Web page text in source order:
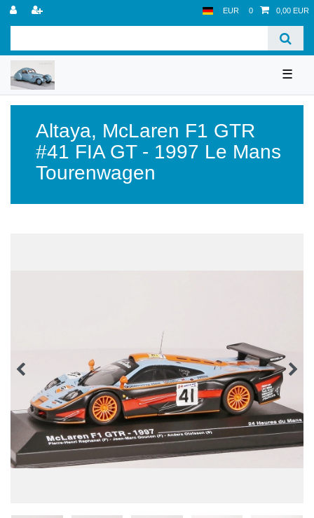
EUR 0 0,00 EUR
☰
Altaya, McLaren F1 GTR
#41 FIA GT - 1997 Le Mans
Tourenwagen